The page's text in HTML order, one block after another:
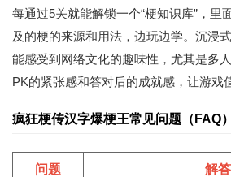
每通过5关就能解锁一个“梗知识库”，里
及的梗的来源和用法，边玩边学。沉浸
能感受到网络文化的趣味性，尤其是多
PK的紧张感和答对后的成就感，让游戏
疯狂梗传汉字爆梗王常见问题（FAQ）
问题 解答